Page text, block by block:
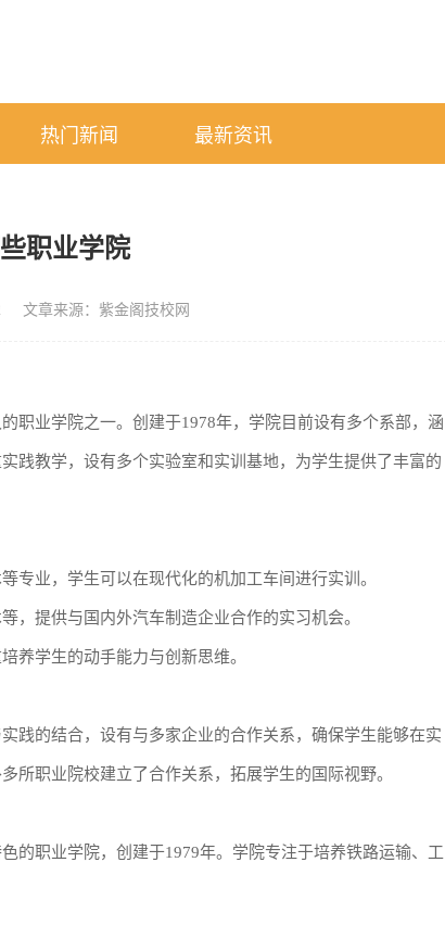
热门新闻 最新资讯
职业学院
文章来源：紫金阁技校网
职业学院之一。创建于1978年，学院目前设有多个系部，涵
践教学，设有多个实验室和实训基地，为学生提供了丰富的
专业，学生可以在现代化的机加工车间进行实训。
，提供与国内外汽车制造企业合作的实习机会。
养学生的动手能力与创新思维。
践的结合，设有与多家企业的合作关系，确保学生能够在实
所职业院校建立了合作关系，拓展学生的国际视野。
的职业学院，创建于1979年。学院专注于培养铁路运输、工